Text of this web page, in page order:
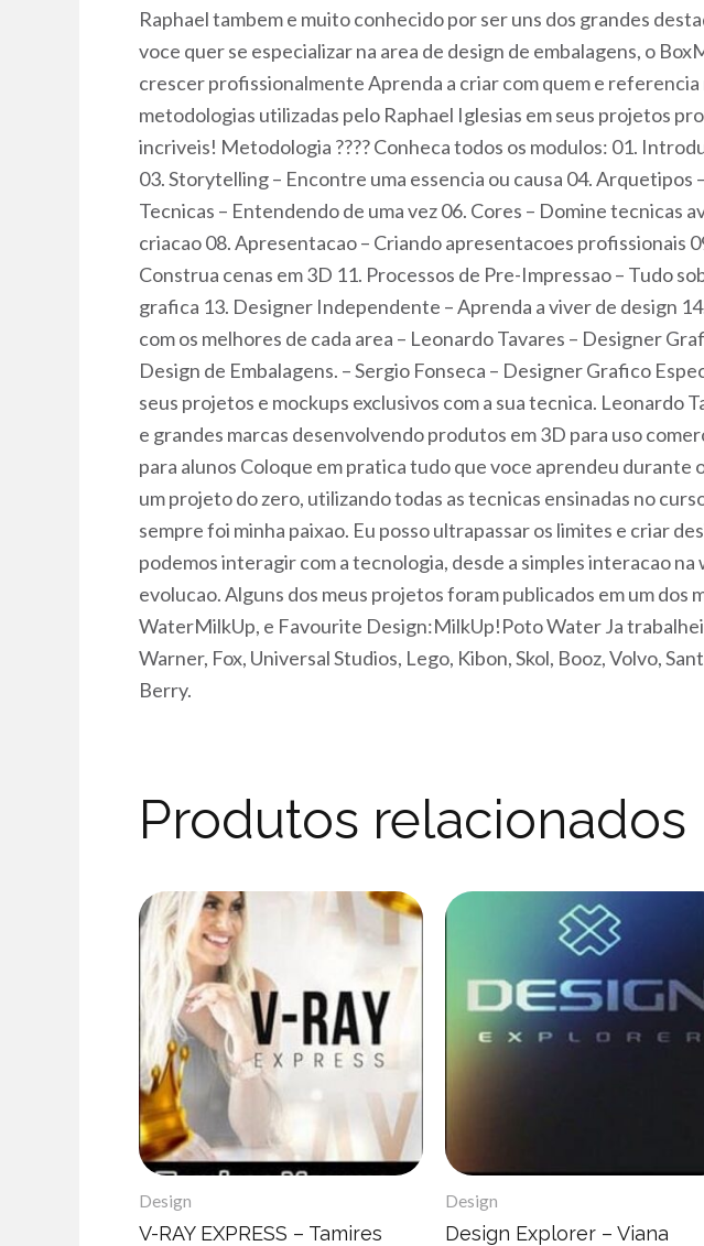
Raphael tambem e muito conhecido por ser uns dos grandes
voce quer se especializar na area de design de embalagens, o
crescer profissionalmente Aprenda a criar com quem e
metodologias utilizadas pelo Raphael Iglesias em seus projetos
incriveis! Metodologia ???? Conheca todos os modulos: 01.
03. Storytelling – Encontre uma essencia ou causa 04.
Tecnicas – Entendendo de uma vez 06. Cores – Domine tecnicas
criacao 08. Apresentacao – Criando apresentacoes profissionais
Construa cenas em 3D 11. Processos de Pre-Impressao – Tudo
grafica 13. Designer Independente – Aprenda a viver de design
com os melhores de cada area – Leonardo Tavares – Designer
Design de Embalagens. – Sergio Fonseca – Designer Grafico
seus projetos e mockups exclusivos com a sua tecnica. Leonardo
e grandes marcas desenvolvendo produtos em 3D para uso
para alunos Coloque em pratica tudo que voce aprendeu
um projeto do zero, utilizando todas as tecnicas ensinadas no
sempre foi minha paixao. Eu posso ultrapassar os limites e criar
podemos interagir com a tecnologia, desde a simples interacao
evolucao. Alguns dos meus projetos foram publicados em um
WaterMilkUp, e Favourite Design:MilkUp!Poto Water Ja trabalhei
Warner, Fox, Universal Studios, Lego, Kibon, Skol, Booz, Volvo,
Berry.
Produtos relacionados
Design
V-RAY EXPRESS – Tamires
Design
Design Explorer – Viana